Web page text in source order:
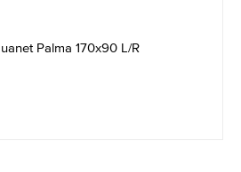
Palma 170x90 L/R